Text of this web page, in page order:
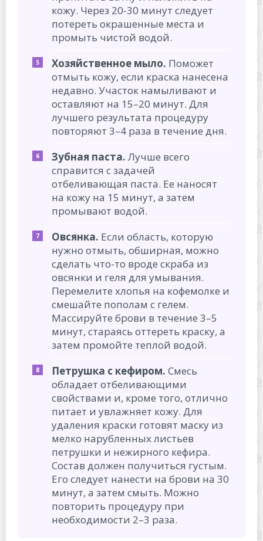
кожу. Через 20-30 минут следует
потереть окрашенные места и
промыть чистой водой.
Хозяйственное мыло. Поможет
отмыть кожу, если краска нанесена
недавно. Участок намыливают и
оставляют на 15–20 минут. Для
лучшего результата процедуру
повторяют 3–4 раза в течение дня.
Зубная паста.Лучше всего
справится с задачей
отбеливающая паста. Ее наносят
на кожу на 15 минут, а затем
промывают водой.
Овсянка. Если область, которую
нужно отмыть, обширная, можно
сделать что-то вроде скраба из
овсянки и геля для умывания.
Перемелите хлопья на кофемолке и
смешайте пополам с гелем.
Массируйте брови в течение 3–5
минут, стараясь оттереть краску, а
затем промойте теплой водой.
Петрушка с кефиром. Смесь
обладает отбеливающими
свойствами и, кроме того, отлично
питает и увлажняет кожу. Для
удаления краски готовят маску из
мелко нарубленных листьев
петрушки и нежирного кефира.
Состав должен получиться густым.
Его следует нанести на брови на 30
минут, а затем смыть. Можно
повторить процедуру при
необходимости 2–3 раза.